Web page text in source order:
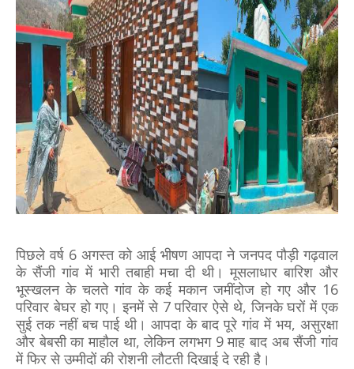
पिछले वर्ष 6 अगस्त को आई भीषण आपदा ने जनपद पौड़ी गढ़वाल
के सैंजी गांव में भारी तबाही मचा दी थी। मूसलाधार बारिश और
भूस्खलन के चलते गांव के कई मकान जमींदोज हो गए और 16
परिवार बेघर हो गए। इनमें से 7 परिवार ऐसे थे, जिनके घरों में एक
सुई तक नहीं बच पाई थी। आपदा के बाद पूरे गांव में भय, असुरक्षा
और बेबसी का माहौल था, लेकिन लगभग 9 माह बाद अब सैंजी गांव
में फिर से उम्मीदों की रोशनी लौटती दिखाई दे रही है।